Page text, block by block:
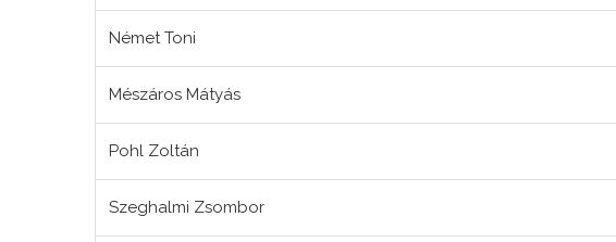
Német Toni
Mészáros Mátyás
Pohl Zoltán
Szeghalmi Zsombor